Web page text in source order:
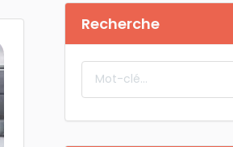
Recherche